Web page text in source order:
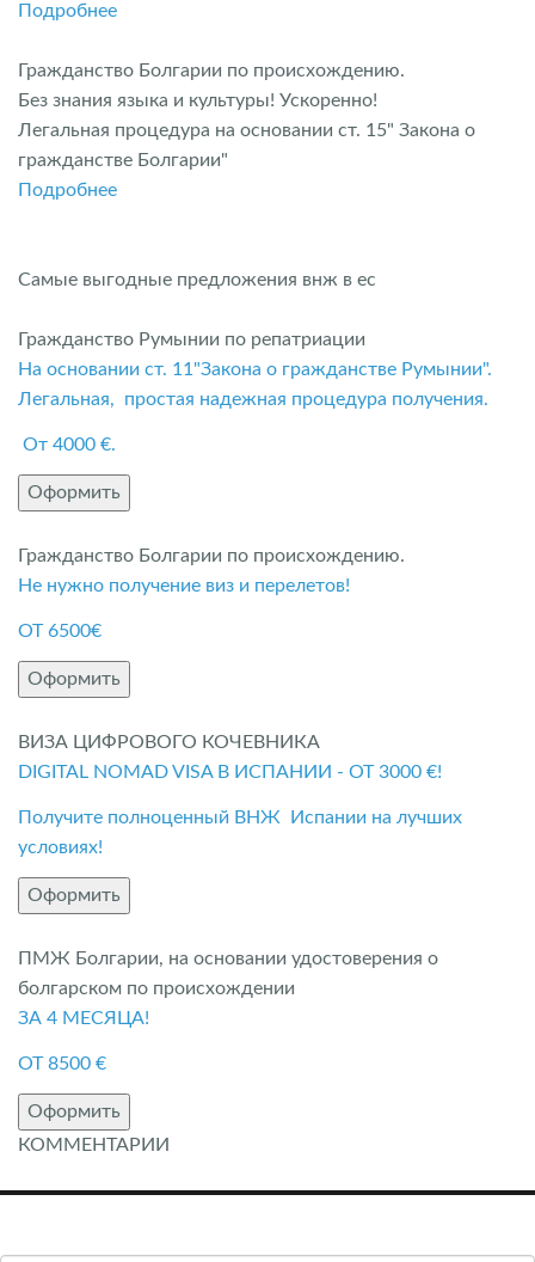
Подробнее
Гражданство Болгарии по происхождению.
Без знания языка и культуры! Ускоренно!
Легальная процедура на основании ст. 15" Закона о
гражданстве Болгарии"
Подробнее
Самые выгодные предложения внж в ес
Гражданство Румынии по репатриации
На основании ст. 11"Закона о гражданстве Румынии".
Легальная, простая надежная процедура получения.
От 4000 €.
Оформить
Гражданство Болгарии по происхождению.
Не нужно получение виз и перелетов!
ОТ 6500€
Оформить
ВИЗА ЦИФРОВОГО КОЧЕВНИКА
DIGITAL NOMAD VISA В ИСПАНИИ - ОТ 3000 €!
Получите полноценный ВНЖ Испании на лучших
условиях!
Оформить
ПМЖ Болгарии, на основании удостоверения о
болгарском по происхождении
ЗА 4 МЕСЯЦА!
ОТ 8500 €
Оформить
КОММЕНТАРИИ